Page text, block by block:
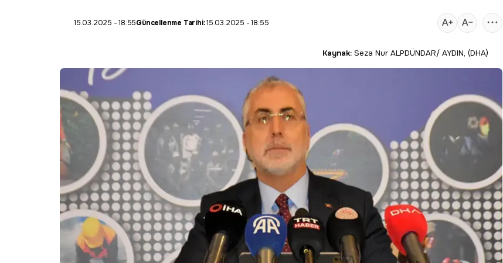
15.03.2025 - 18:55Güncellenme Tarihi:15.03.2025 - 18:55
Kaynak: Seza Nur ALPDÜNDAR/ AYDIN, (DHA)